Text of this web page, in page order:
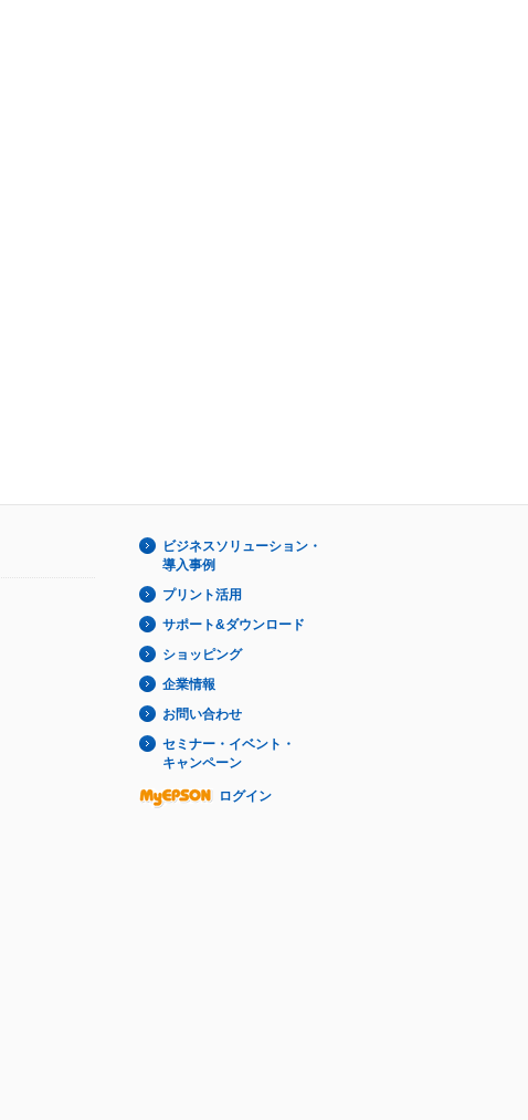
ビジネスソリューション・
導入事例
プリント活用
サポート&ダウンロード
ショッピング
企業情報
お問い合わせ
セミナー・イベント・
キャンペーン
ログイン